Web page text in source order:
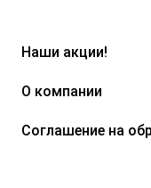
Наши акции!
О компании
Соглашение на